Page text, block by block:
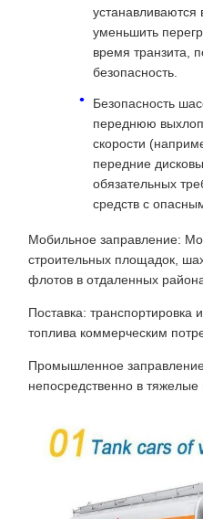
устанавливаются
уменьшить
время транзита,
безопасность.
Безопасность
переднюю
скорости
передние
обязательных
средств с
Мобильное заправление:
строительных площадок,
флотов в отдаленных
Поставка: транспортировка
топлива коммерческим
Промышленное
непосредственно в